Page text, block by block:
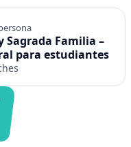
Sagrada Familia –
para estudiantes